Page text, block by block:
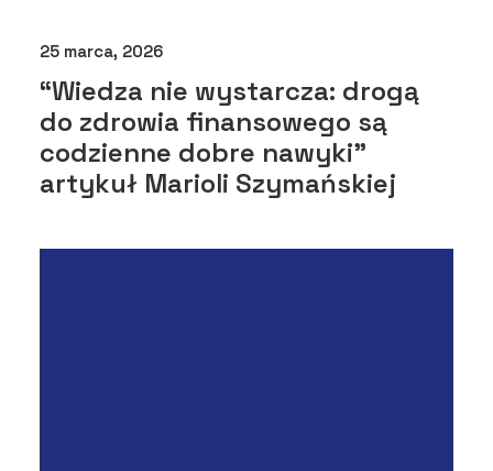
25 marca, 2026
“Wiedza nie wystarcza: drogą
do zdrowia finansowego są
codzienne dobre nawyki”
artykuł Marioli Szymańskiej